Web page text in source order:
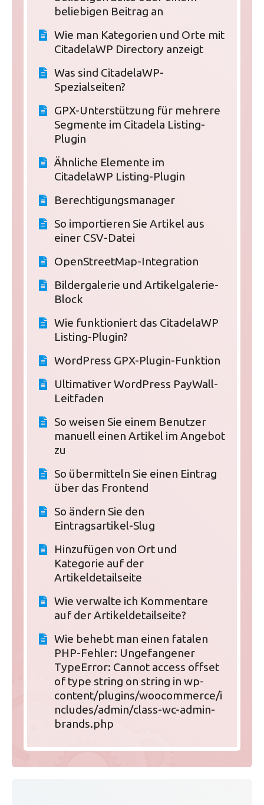
beliebigen Beitrag an
Wie man Kategorien und Orte mit
CitadelaWP Directory anzeigt
Was sind CitadelaWP-
Spezialseiten?
GPX-Unterstützung für mehrere
Segmente im Citadela Listing-
Plugin
Ähnliche Elemente im
CitadelaWP Listing-Plugin
Berechtigungsmanager
So importieren Sie Artikel aus
einer CSV-Datei
OpenStreetMap-Integration
Bildergalerie und Artikelgalerie-
Block
Wie funktioniert das CitadelaWP
Listing-Plugin?
WordPress GPX-Plugin-Funktion
Ultimativer WordPress PayWall-
Leitfaden
So weisen Sie einem Benutzer
manuell einen Artikel im Angebot
zu
So übermitteln Sie einen Eintrag
über das Frontend
So ändern Sie den
Eintragsartikel-Slug
Hinzufügen von Ort und
Kategorie auf der
Artikeldetailseite
Wie verwalte ich Kommentare
auf der Artikeldetailseite?
Wie behebt man einen fatalen
PHP-Fehler: Ungefangener
TypeError: Cannot access offset
of type string on string in wp-
content/plugins/woocommerce/i
ncludes/admin/class-wc-admin-
brands.php